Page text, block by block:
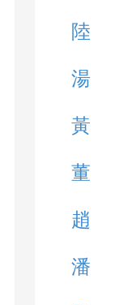
陸
湯
黃
董
趙
潘